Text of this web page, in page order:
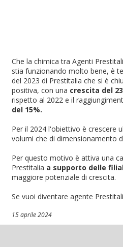
Che la chimica tra Agenti
stia funzionando molto bene, è
del 2023 di Prestitalia che si è
positiva, con una crescita del
rispetto al 2022 e il
del 15%.
Per il 2024 l'obiettivo è crescere
volumi che di dimensionamento
Per questo motivo è attiva una
Prestitalia a supporto delle
maggiore potenziale di crescita.
Se vuoi diventare agente
15 aprile 2024